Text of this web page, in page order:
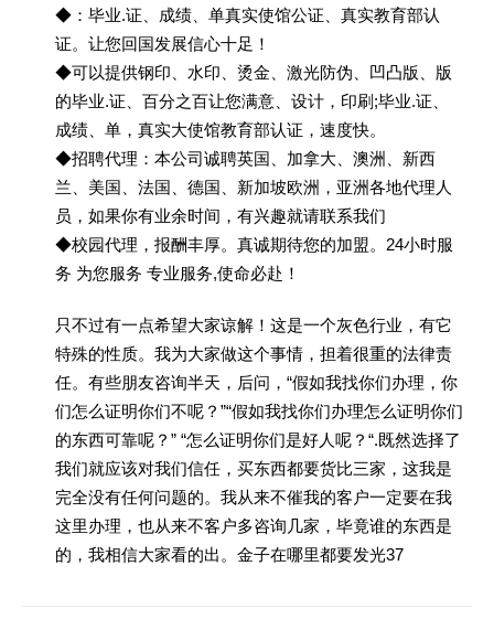
◆：毕业.证、成绩、单真实使馆公证、真实教育部认
证。让您回国发展信心十足！
◆可以提供钢印、水印、烫金、激光防伪、凹凸版、版
的毕业.证、百分之百让您满意、设计，印刷;毕业.证、
成绩、单，真实大使馆教育部认证，速度快。
◆招聘代理：本公司诚聘英国、加拿大、澳洲、新西
兰、美国、法国、德国、新加坡欧洲，亚洲各地代理人
员，如果你有业余时间，有兴趣就请联系我们
◆校园代理，报酬丰厚。真诚期待您的加盟。24小时服
务 为您服务 专业服务,使命必赴！
只不过有一点希望大家谅解！这是一个灰色行业，有它
特殊的性质。我为大家做这个事情，担着很重的法律责
任。有些朋友咨询半天，后问，“假如我找你们办理，你
们怎么证明你们不呢？”“假如我找你们办理怎么证明你们
的东西可靠呢？” “怎么证明你们是好人呢？“.既然选择了
我们就应该对我们信任，买东西都要货比三家，这我是
完全没有任何问题的。我从来不催我的客户一定要在我
这里办理，也从来不客户多咨询几家，毕竟谁的东西是
的，我相信大家看的出。金子在哪里都要发光37